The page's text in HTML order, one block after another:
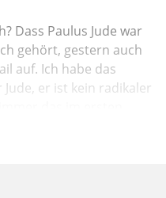
Dass Paulus Jude war
gehört, gestern auch
auf. Ich habe das
er ist kein radikaler
ja keine Norm